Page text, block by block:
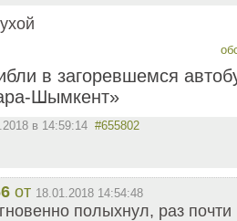
в загоревшемся
Шымкент»
в 14:59:14 #655802
от 18.01.2018 14:54:48
полыхнул, раз почти